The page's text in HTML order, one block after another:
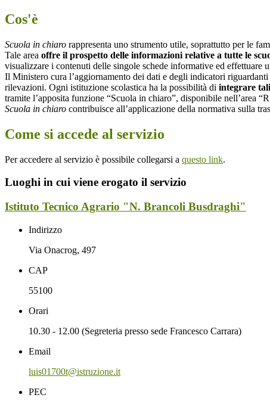
Cos'è
Scuola in chiaro rappresenta uno strumento utile, soprattutto per le
Tale area offre il prospetto delle informazioni relative a tutte le
visualizzare i contenuti delle singole schede informative ed effettuare
Il Ministero cura l’aggiornamento dei dati e degli indicatori
rilevazioni. Ogni istituzione scolastica ha la possibilità di integrare
tramite l’apposita funzione “Scuola in chiaro”, disponibile nell’area
Scuola in chiaro contribuisce all’applicazione della normativa sulla
Come si accede al servizio
Per accedere al servizio è possibile collegarsi a questo link.
Luoghi in cui viene erogato il servizio
Istituto Tecnico Agrario "N. Brancoli Busdraghi"
Indirizzo
Via Onacrog, 497
CAP
55100
Orari
10.30 - 12.00 (Segreteria presso sede Francesco Carrara)
Email
luis01700t@istruzione.it
PEC